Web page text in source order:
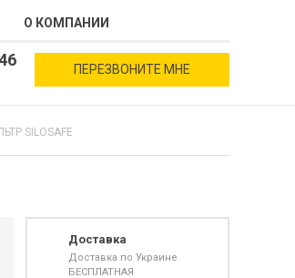
О КОМПАНИИ
ПЕРЕЗВОНИТЕ МНЕ
SILOSAFE
Доставка
Доставка по Украине
БЕСПЛАТНАЯ